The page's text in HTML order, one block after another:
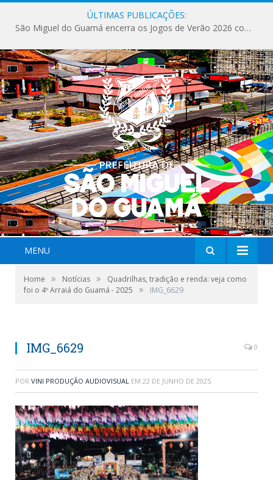
ÚLTIMAS PUBLICAÇÕES:
São Miguel do Guamá encerra os Jogos de Verão 2026 com sucesso de público e competições.
MENU
Home » Notícias »
Quadrilhas, tradição e renda: veja como
foi o 4º Arraiá do Guamá - 2025
» IMG_6629
IMG_6629 0
POR VINI PRODUÇÃO AUDIOVISUAL EM 22 DE JUNHO DE 2025